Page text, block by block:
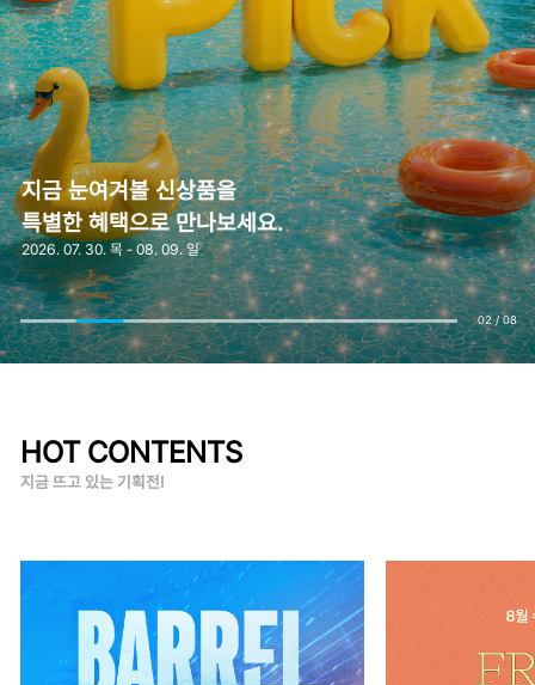
지금 눈여겨볼 신상품을
특별한 혜택으로 만나보세요.
2026. 07. 30. 목 - 08. 09. 일
02 / 08
HOT CONTENTS
지금 뜨고 있는 기획전!